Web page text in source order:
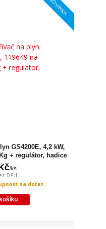
NOVINKA
GS4200E, 4,2 kW,
+ regulátor, hadice
/ks
DPH
na dotaz